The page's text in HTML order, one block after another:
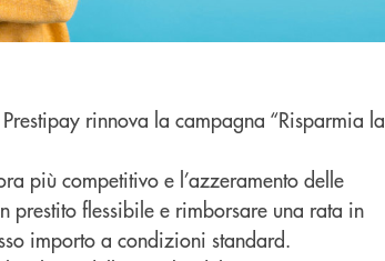
rinnova la campagna “Risparmia la
più competitivo e l’azzeramento delle
prestito flessibile e rimborsare una rata in
importo a condizioni standard.